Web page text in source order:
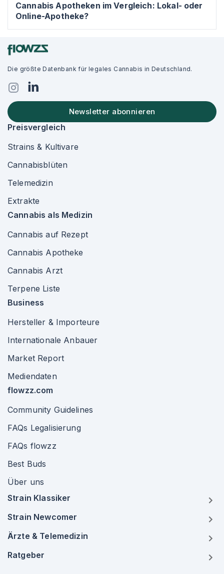
Cannabis Apotheken im Vergleich: Lokal- oder
Online-Apotheke?
Die größte Datenbank für legales Cannabis in Deutschland.
Newsletter abonnieren
Preisvergleich
Strains & Kultivare
Cannabisblüten
Telemedizin
Extrakte
Cannabis als Medizin
Cannabis auf Rezept
Cannabis Apotheke
Cannabis Arzt
Terpene Liste
Business
Hersteller & Importeure
Internationale Anbauer
Market Report
Mediendaten
flowzz.com
Community Guidelines
FAQs Legalisierung
FAQs flowzz
Best Buds
Über uns
Strain Klassiker
Strain Newcomer
Ärzte & Telemedizin
Ratgeber